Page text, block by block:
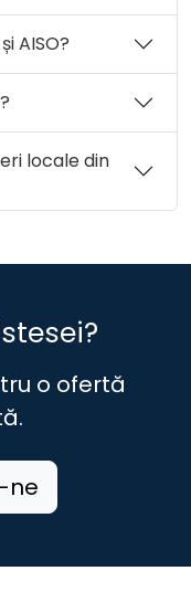
AISO?
locale din
o ofertă
ne